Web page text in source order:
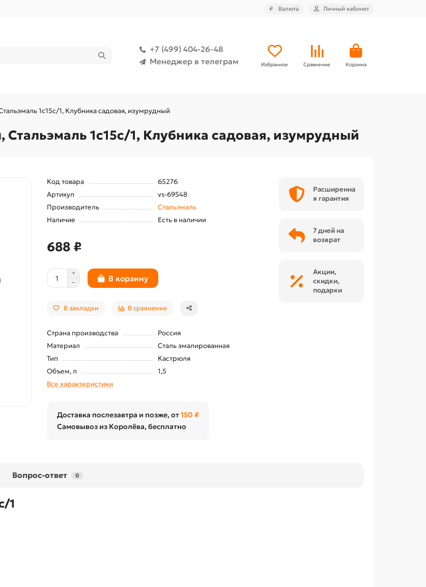
₽ Валюта Личный кабинет
+7 (499) 404-26-48
Менеджер в телеграм
Избранное Сравнение Корзина
1с15с/1, Клубника садовая, изумрудный
1с15с/1, Клубника садовая, изумрудный
Код товара
65276
Артикул
vs-69548
Производитель
Стальэмаль
Наличие
Есть в наличии
688 ₽
В корзину
В закладки В сравнение
Страна производства
Россия
Материал
Сталь эмалированная
Тип
Кастрюля
Объем, л
1,5
Все характеристики
Доставка послезавтра и позже, от150 ₽
Самовывоз из Королёва, бесплатно
Расширенна
я гарантия
7 дней на
возврат
Акции,
скидки,
подарки
Вопрос-ответ 0
1